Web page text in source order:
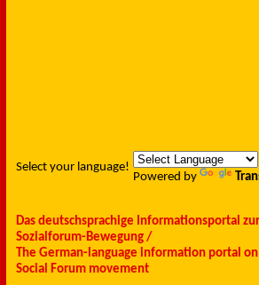
Select your language!
Powered by
Das deutschsprachige Informationsportal
Sozialforum-Bewegung /
The German-language information portal
Social Forum movement